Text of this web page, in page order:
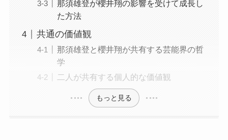
那須雄登が櫻井翔の影響を受けて成長し
た方法
共通の価値観
那須雄登と櫻井翔が共有する芸能界の哲
学
二人が共有する個人的な価値観
もっと見る